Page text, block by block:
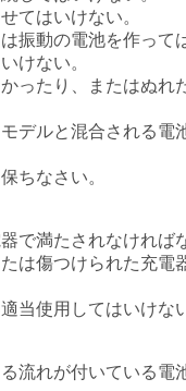
てはいけない。
振動の電池を作って
けない。
ったり、またはぬれ
デルと混合される電
ちなさい。
で満たされなければ
は傷つけられた充電
当使用してはいけな
流れが付いている電